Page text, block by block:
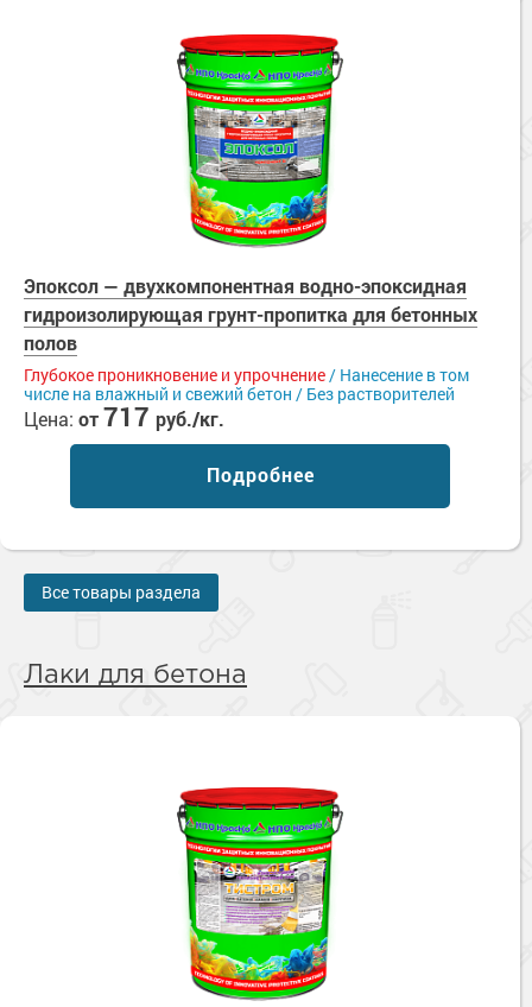
Эпоксол — двухкомпонентная водно-эпоксидная
гидроизолирующая грунт-пропитка для бетонных
полов
Глубокое проникновение и упрочнение/ Нанесение в том
числе на влажный и свежий бетон / Без растворителей
Цена: от717 руб./кг.
Подробнее
Все товары раздела
Лаки для бетона